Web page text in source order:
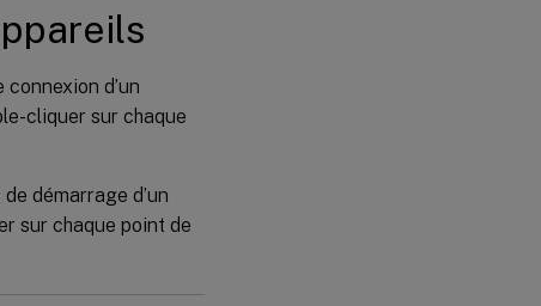
d’un
cliquer sur chaque
démarrage d’un
sur chaque point de